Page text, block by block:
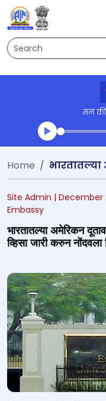
Search
मन की
Home
Site Admin | December
Embassy
भारतातल्या अमेरिकन
व्हिसा जारी करुन नोंदवला